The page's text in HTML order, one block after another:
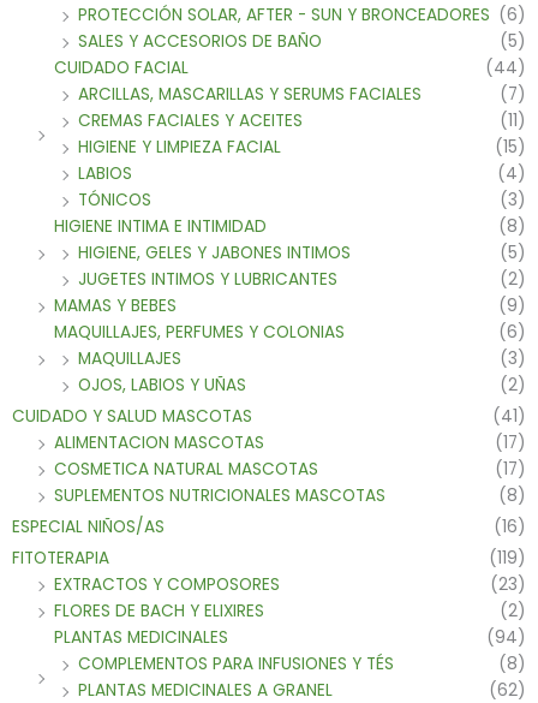
PROTECCIÓN SOLAR, AFTER - SUN Y BRONCEADORES (6)
SALES Y ACCESORIOS DE BAÑO
(5)
CUIDADO FACIAL
(44)
ARCILLAS, MASCARILLAS Y SERUMS FACIALES
(7)
CREMAS FACIALES Y ACEITES
(11)
HIGIENE Y LIMPIEZA FACIAL
(15)
LABIOS
(4)
TÓNICOS
(3)
HIGIENE INTIMA E INTIMIDAD
(8)
HIGIENE, GELES Y JABONES INTIMOS
(5)
JUGETES INTIMOS Y LUBRICANTES
(2)
MAMAS Y BEBES
(9)
MAQUILLAJES, PERFUMES Y COLONIAS
(6)
MAQUILLAJES
(3)
OJOS, LABIOS Y UÑAS
(2)
CUIDADO Y SALUD MASCOTAS
(41)
ALIMENTACION MASCOTAS
(17)
COSMETICA NATURAL MASCOTAS
(17)
SUPLEMENTOS NUTRICIONALES MASCOTAS
(8)
ESPECIAL NIÑOS/AS
(16)
FITOTERAPIA
(119)
EXTRACTOS Y COMPOSORES
(23)
FLORES DE BACH Y ELIXIRES
(2)
PLANTAS MEDICINALES
(94)
COMPLEMENTOS PARA INFUSIONES Y TÉS
(8)
PLANTAS MEDICINALES A GRANEL
(62)